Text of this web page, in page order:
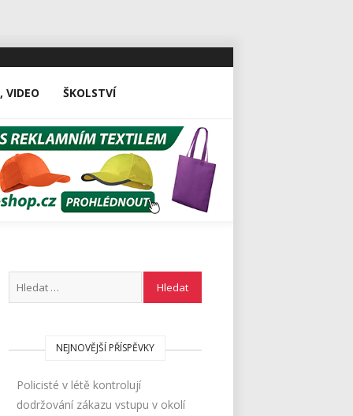
VIDEO ŠKOLSTVÍ
NEJNOVĚJŠÍ PŘÍSPĚVKY
Policisté v létě kontrolují
dodržování zákazu vstupu v okolí